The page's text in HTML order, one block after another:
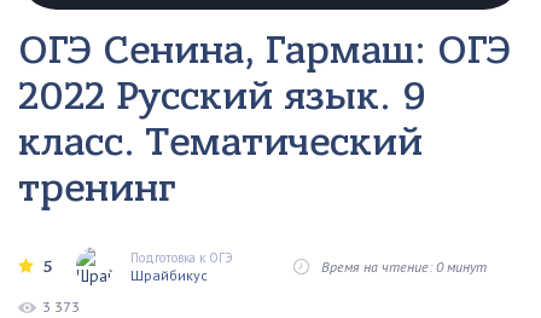
ОГЭ Сенина, Гармаш: ОГЭ
2022 Русский язык. 9
класс. Тематический
тренинг
5 Подготовка к ОГЭ
Шрайбикус Время на чтение: 0 минут
3 373